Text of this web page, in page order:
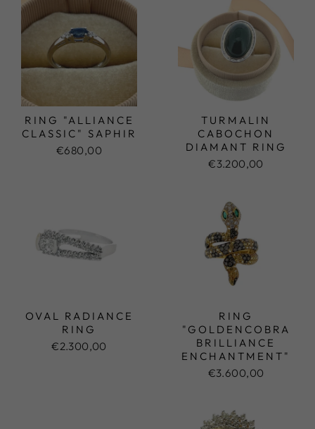
RING "ALLIANCE
CLASSIC" SAPHIR
€680,00
TURMALIN
CABOCHON
DIAMANT RING
€3.200,00
OVAL RADIANCE
RING
€2.300,00
RING
"GOLDENCOBRA
BRILLIANCE
ENCHANTMENT"
€3.600,00